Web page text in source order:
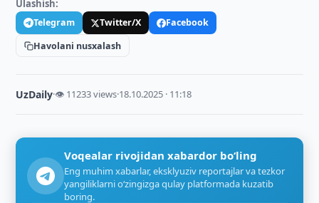
Ulashish:
Telegram Twitter/X
Facebook
Havolani nusxalash
UzDaily·👁 11233 views·18.10.2025 · 11:18
Voqealar rivojidan xabardor bo‘ling
Eng muhim xabarlar, eksklyuziv reportajlar va tezkor
yangiliklarni o‘zingizga qulay platformada kuzatib
boring.